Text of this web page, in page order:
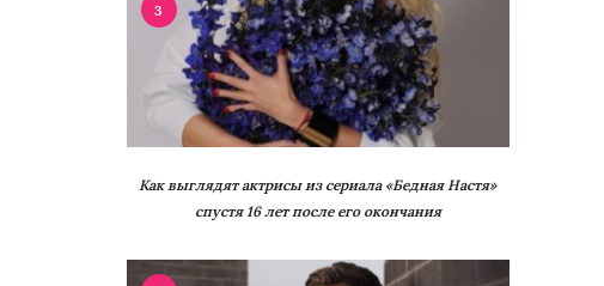
3
Как выглядят актрисы из сериала «Бедная Настя»
спустя 16 лет после его окончания